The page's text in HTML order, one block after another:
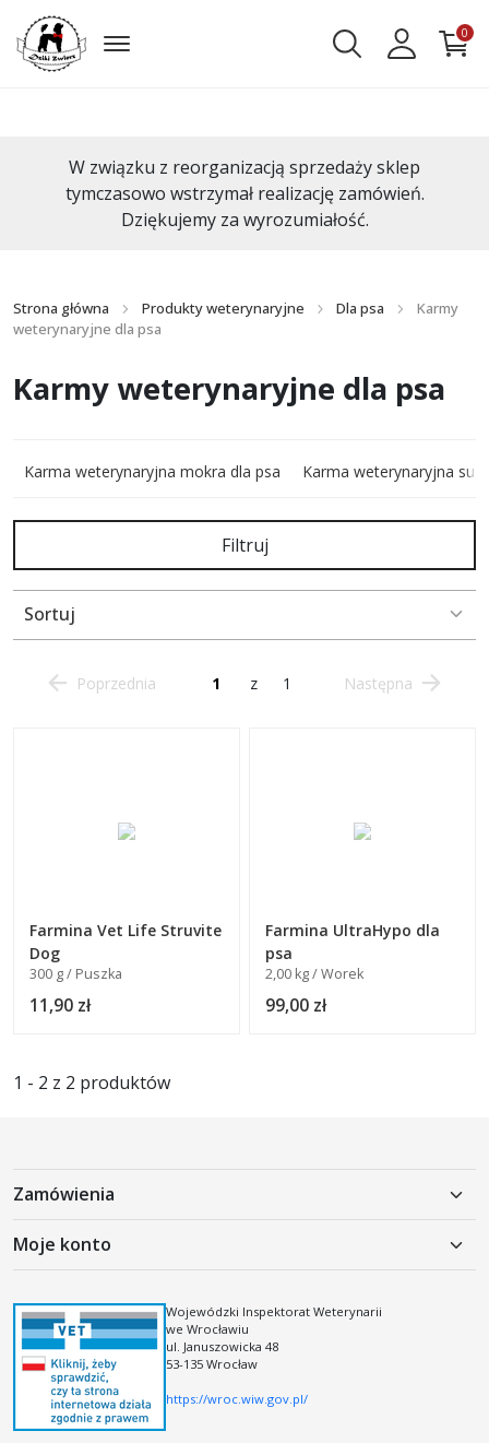
0
W związku z reorganizacją sprzedaży sklep
tymczasowo wstrzymał realizację zamówień.
Dziękujemy za wyrozumiałość.
Strona główna Produkty weterynaryjne Dla psa
Karmy
weterynaryjne dla psa
Karmy weterynaryjne dla psa
Karma weterynaryjna mokra dla psa Karma weterynaryjna
Filtruj
Sortuj
Poprzednia z 1 Następna
Farmina Vet Life Struvite
Dog
300 g / Puszka
11,90 zł
Farmina UltraHypo dla
psa
2,00 kg / Worek
99,00 zł
1 - 2 z 2 produktów
Zamówienia
Polityka prywatności
Koszty dostawy
Regulamin kodów i kuponów rabatowych
Moje konto
Moje konto
Rejestracja
Logowanie
Wojewódzki Inspektorat Weterynarii
we Wrocławiu
ul. Januszowicka 48
53-135 Wrocław
https://wroc.wiw.gov.pl/